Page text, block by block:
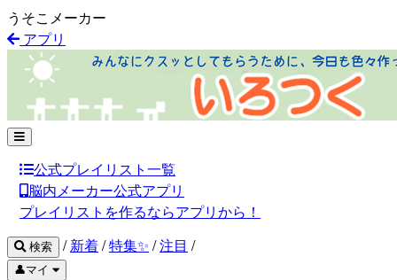
うそこメーカー
アプリ
公式プレイリスト一覧
脳内メーカー公式アプリ
プレイリストを作るならアプリから！
検索 / 新着/特集✨ /注目 /
👤マイ